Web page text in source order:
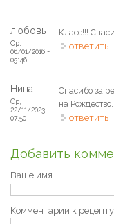
любовь
Ср,
06/01/2016 -
05:46
Класс!!!
ответить
Нина
Ср,
22/11/2023 -
07:50
Спасибо за
на
ответить
Добавить
Ваше имя
Комментарии к рецепту